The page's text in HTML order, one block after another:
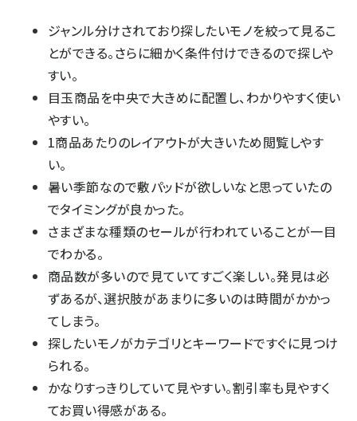
ジャンル分けされており探したいモノを絞って見るこ
とができる。さらに細かく条件付けできるので探しや
すい。
目玉商品を中央で大きめに配置し、わかりやすく使い
やすい。
1商品あたりのレイアウトが大きいため閲覧しやす
い。
暑い季節なので敷パッドが欲しいなと思っていたの
でタイミングが良かった。
さまざまな種類のセールが行われていることが一目
でわかる。
商品数が多いので見ていてすごく楽しい。発見は必
ずあるが、選択肢があまりに多いのは時間がかかっ
てしまう。
探したいモノがカテゴリとキーワードですぐに見つけ
られる。
かなりすっきりしていて見やすい。割引率も見やすく
てお買い得感がある。